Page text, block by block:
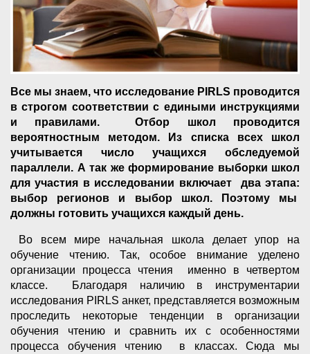
Все мы знаем, что исследование PIRLS проводится
в строгом соответствии с едиными инструкциями
и правилами. Отбор школ проводится
вероятностным методом. Из списка всех школ
учитывается число учащихся обследуемой
параллели. А так же формирование выборки школ
для участия в исследовании включает два этапа:
выбор регионов и выбор школ. Поэтому мы
должны готовить учащихся каждый день.
Во всем мире начальная школа делает упор на
обучение чтению. Так, особое внимание уделено
организации процесса чтения именно в четвертом
классе. Благодаря наличию в инструментарии
исследования PIRLS анкет, представляется возможным
проследить некоторые тенденции в организации
обучения чтению и сравнить их с особенностями
процесса обучения чтению в классах. Сюда мы